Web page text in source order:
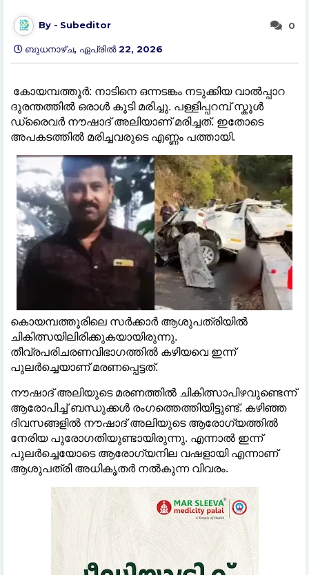
0
Subeditor
ബുധനാഴ്‌ച, ഏപ്രിൽ 22, 2026
കോയമ്പത്തൂർ: നാടിനെ ഒന്നടങ്കം നടുക്കിയ വാല്‍പ്പാറ
ദുരന്തത്തില്‍ ഒരാള്‍ കൂടി മരിച്ചു. പള്ളിപ്പറമ്പ് സ്കൂള്‍
ഡ്രൈവർ നൗഷാദ് അലിയാണ് മരിച്ചത്. ഇതോടെ
അപകടത്തില്‍ മരിച്ചവരുടെ എണ്ണം പത്തായി.
കൊയമ്പത്തൂരിലെ സർക്കാർ ആശുപത്രിയില്‍
ചികിത്സയിലിരിക്കുകയായിരുന്നു.
തീവ്രപരിചരണവിഭാഗത്തില്‍ കഴിയവെ ഇന്ന്
പുലർച്ചെയാണ് മരണപ്പെട്ടത്.
നൗഷാദ് അലിയുടെ മരണത്തില്‍ ചികിത്സാപിഴവുണ്ടെന്ന്
ആരോപിച്ച്‌ ബന്ധുക്കള്‍ രംഗത്തെത്തിയിട്ടുണ്ട്. കഴിഞ്ഞ
ദിവസങ്ങളില്‍ നൗഷാദ് അലിയുടെ ആരോഗ്യത്തില്‍
നേരിയ പുരോഗതിയുണ്ടായിരുന്നു. എന്നാല്‍ ഇന്ന്
പുലർച്ചെയോടെ ആരോഗ്യനില വഷളായി എന്നാണ്
ആശുപത്രി അധികൃതർ നല്‍കുന്ന വിവരം.